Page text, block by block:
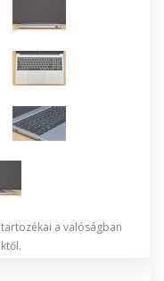
a valóságban